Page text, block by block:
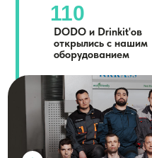
110
DODO и Drinkit'ов
открылись с нашим
оборудованием